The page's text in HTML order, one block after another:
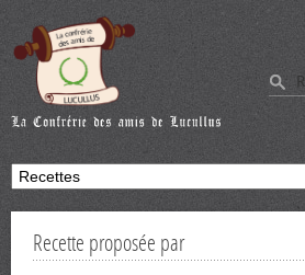
Recette proposée par